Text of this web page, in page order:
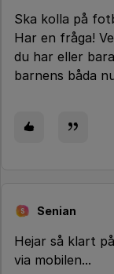
Ska kolla på
Har en fråga!
du har eller
barnens båda
S Senian
Hejar så klart
via mobilen...